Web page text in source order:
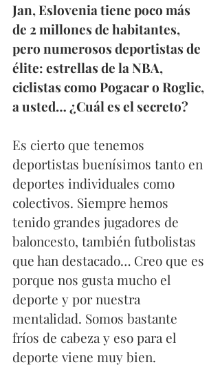
Jan, Eslovenia tiene poco más
de 2 millones de habitantes,
pero numerosos deportistas de
élite: estrellas de la NBA,
ciclistas como Pogacar o Roglic,
a usted… ¿Cuál es el secreto?
Es cierto que tenemos
deportistas buenísimos tanto en
deportes individuales como
colectivos. Siempre hemos
tenido grandes jugadores de
baloncesto, también futbolistas
que han destacado… Creo que es
porque nos gusta mucho el
deporte y por nuestra
mentalidad. Somos bastante
fríos de cabeza y eso para el
deporte viene muy bien.